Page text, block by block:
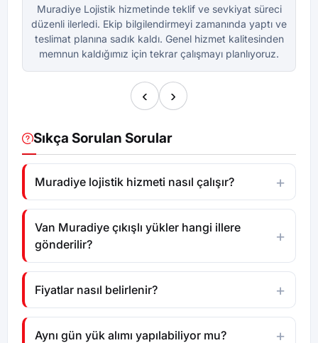
Muradiye Lojistik hizmetinde teklif ve sevkiyat süreci
düzenli ilerledi. Ekip bilgilendirmeyi zamanında yaptı ve
teslimat planına sadık kaldı. Genel hizmet kalitesinden
memnun kaldığımız için tekrar çalışmayı planlıyoruz.
‹ ›
Sıkça Sorulan Sorular
Muradiye lojistik hizmeti nasıl çalışır?
Van Muradiye çıkışlı yükler hangi illere
gönderilir?
Fiyatlar nasıl belirlenir?
Aynı gün yük alımı yapılabiliyor mu?